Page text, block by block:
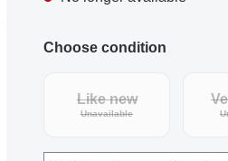
Choose condition
Like new
Unavailable(This option is